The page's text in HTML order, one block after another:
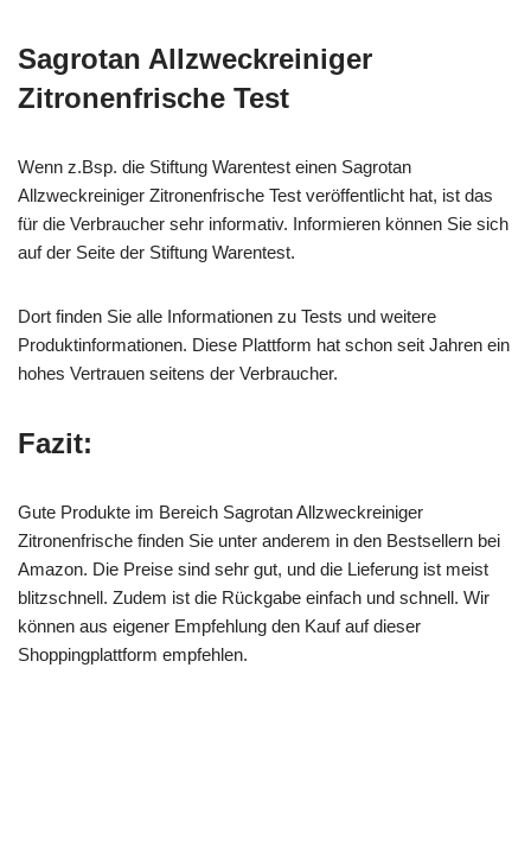
Sagrotan Allzweckreiniger
Zitronenfrische Test
Wenn z.Bsp. die Stiftung Warentest einen Sagrotan
Allzweckreiniger Zitronenfrische Test veröffentlicht hat, ist das
für die Verbraucher sehr informativ. Informieren können Sie sich
auf der Seite der Stiftung Warentest.
Dort finden Sie alle Informationen zu Tests und weitere
Produktinformationen. Diese Plattform hat schon seit Jahren ein
hohes Vertrauen seitens der Verbraucher.
Fazit:
Gute Produkte im Bereich Sagrotan Allzweckreiniger
Zitronenfrische finden Sie unter anderem in den Bestsellern bei
Amazon. Die Preise sind sehr gut, und die Lieferung ist meist
blitzschnell. Zudem ist die Rückgabe einfach und schnell. Wir
können aus eigener Empfehlung den Kauf auf dieser
Shoppingplattform empfehlen.